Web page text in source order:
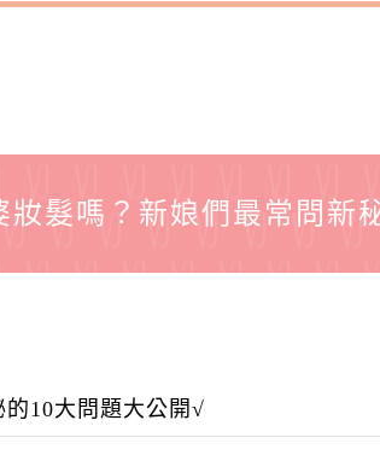
髮嗎？新娘們最常問新
10大問題大公開√